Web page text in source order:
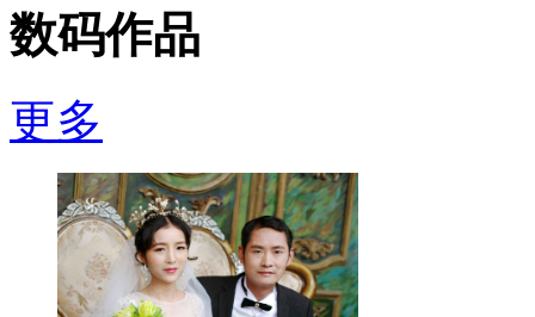
数码作品
更多